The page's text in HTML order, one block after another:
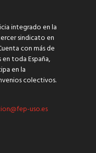
integrado en la
sindicato en
con más de
en toda España,
en la
colectivos.
uso.es